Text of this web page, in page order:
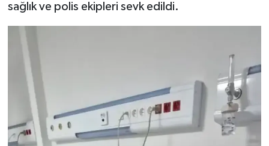
sağlık ve polis ekipleri sevk edildi.